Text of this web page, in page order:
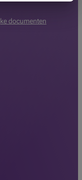
documenten